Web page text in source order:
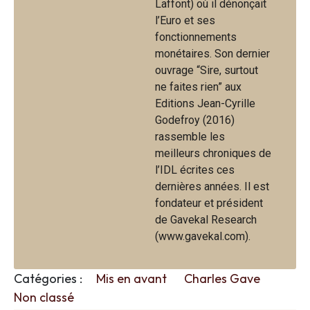
Laffont) où il dénonçait
l’Euro et ses
fonctionnements
monétaires. Son dernier
ouvrage “Sire, surtout
ne faites rien” aux
Editions Jean-Cyrille
Godefroy (2016)
rassemble les
meilleurs chroniques de
l’IDL écrites ces
dernières années. Il est
fondateur et président
de Gavekal Research
(www.gavekal.com).
Catégories : Mis en avant
Charles Gave
Non classé